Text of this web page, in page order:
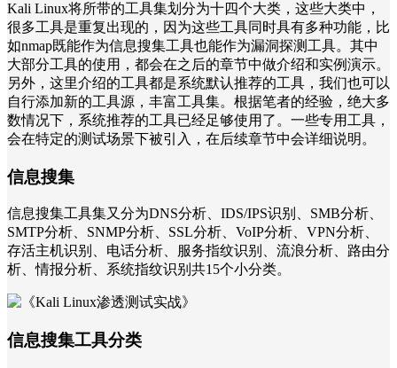
Kali Linux将所带的工具集划分为十四个大类，这些大类中，
很多工具是重复出现的，因为这些工具同时具有多种功能，比
如nmap既能作为信息搜集工具也能作为漏洞探测工具。其中
大部分工具的使用，都会在之后的章节中做介绍和实例演示。
另外，这里介绍的工具都是系统默认推荐的工具，我们也可以
自行添加新的工具源，丰富工具集。根据笔者的经验，绝大多
数情况下，系统推荐的工具已经足够使用了。一些专用工具，
会在特定的测试场景下被引入，在后续章节中会详细说明。
信息搜集
信息搜集工具集又分为DNS分析、IDS/IPS识别、SMB分析、
SMTP分析、SNMP分析、SSL分析、VoIP分析、VPN分析、
存活主机识别、电话分析、服务指纹识别、流浪分析、路由分
析、情报分析、系统指纹识别共15个小分类。
信息搜集工具分类